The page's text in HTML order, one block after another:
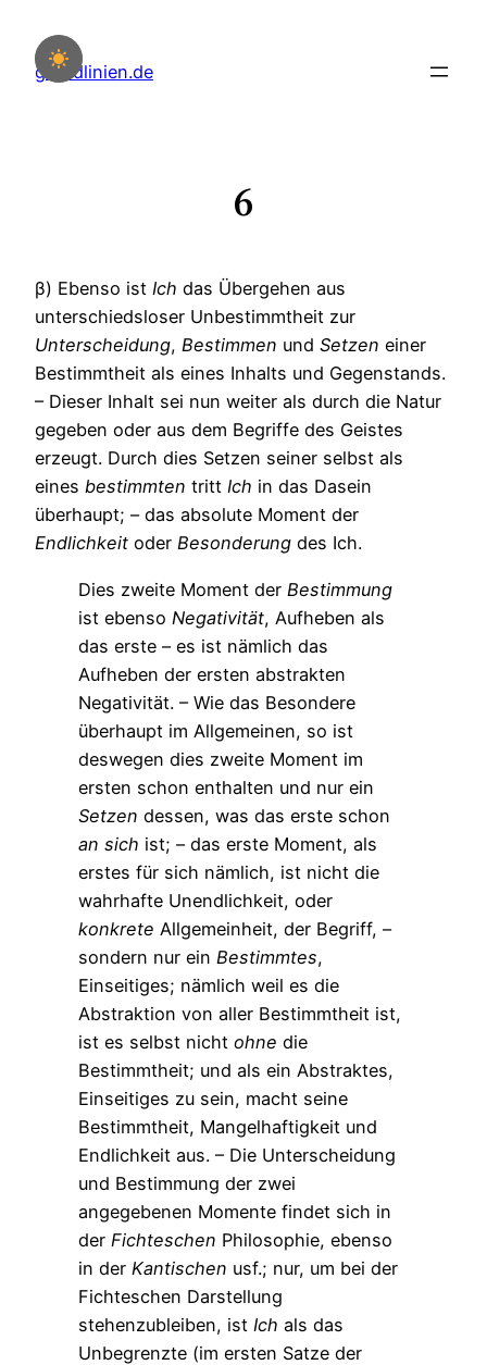
Inhalt
springen
grundlinien.de
6
β) Ebenso ist Ich das Übergehen aus
unterschiedsloser Unbestimmtheit zur
Unterscheidung, Bestimmen und Setzen einer
Bestimmtheit als eines Inhalts und Gegenstands.
– Dieser Inhalt sei nun weiter als durch die Natur
gegeben oder aus dem Begriffe des Geistes
erzeugt. Durch dies Setzen seiner selbst als
eines bestimmten tritt Ich in das Dasein
überhaupt; – das absolute Moment der
Endlichkeit oder Besonderung des Ich.
Dies zweite Moment der Bestimmung
ist ebenso Negativität, Aufheben als
das erste – es ist nämlich das
Aufheben der ersten abstrakten
Negativität. – Wie das Besondere
überhaupt im Allgemeinen, so ist
deswegen dies zweite Moment im
ersten schon enthalten und nur ein
Setzen dessen, was das erste schon
an sich ist; – das erste Moment, als
erstes für sich nämlich, ist nicht die
wahrhafte Unendlichkeit, oder
konkrete Allgemeinheit, der Begriff, –
sondern nur ein Bestimmtes,
Einseitiges; nämlich weil es die
Abstraktion von aller Bestimmtheit ist,
ist es selbst nicht ohne die
Bestimmtheit; und als ein Abstraktes,
Einseitiges zu sein, macht seine
Bestimmtheit, Mangelhaftigkeit und
Endlichkeit aus. – Die Unterscheidung
und Bestimmung der zwei
angegebenen Momente findet sich in
der Fichteschen Philosophie, ebenso
in der Kantischen usf.; nur, um bei der
Fichteschen Darstellung
stehenzubleiben, ist Ich als das
Unbegrenzte (im ersten Satze der